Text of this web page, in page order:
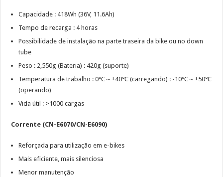
Capacidade : 418Wh (36V, 11.6Ah)
Tempo de recarga : 4 horas
Possibilidade de instalação na parte traseira da bike ou no down
tube
Peso : 2,550g (Bateria) : 420g (suporte)
Temperatura de trabalho : 0℃～+40℃ (carregando) : -10℃～+50℃
(operando)
Vida útil : >1000 cargas
Corrente (CN-E6070/CN-E6090)
Reforçada para utilização em e-bikes
Mais eficiente, mais silenciosa
Menor manutenção